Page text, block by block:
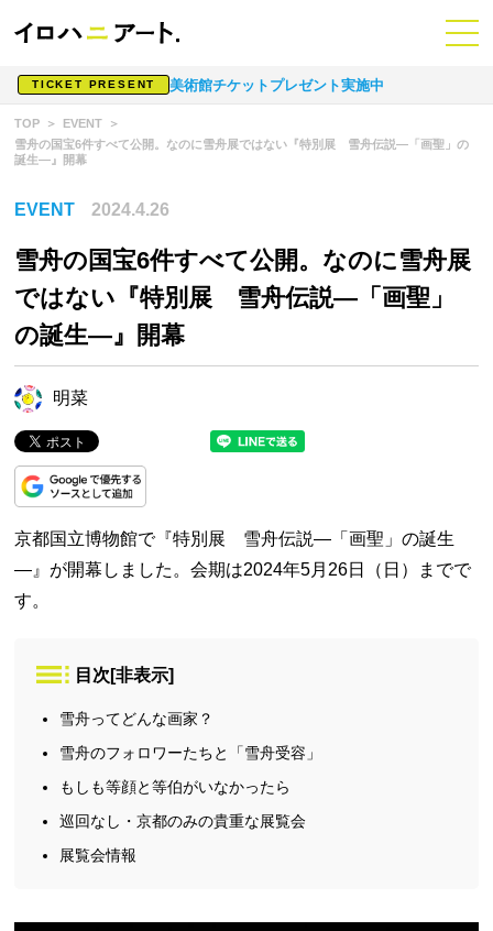
TICKET PRESENT 美術館チケットプレゼント実施中
TOP
EVENT
雪舟の国宝6件すべて公開。なのに雪舟展ではない『特別展 雪舟伝説―「画聖」の
誕生―』開幕
EVENT 2024.4.26
雪舟の国宝6件すべて公開。なのに雪舟展
ではない『特別展 雪舟伝説―「画聖」
の誕生―』開幕
明菜
京都国立博物館で『特別展 雪舟伝説―「画聖」の誕生
―』が開幕しました。会期は2024年5月26日（日）までで
す。
目次 [非表示]
雪舟ってどんな画家？
雪舟のフォロワーたちと「雪舟受容」
もしも等顔と等伯がいなかったら
巡回なし・京都のみの貴重な展覧会
展覧会情報